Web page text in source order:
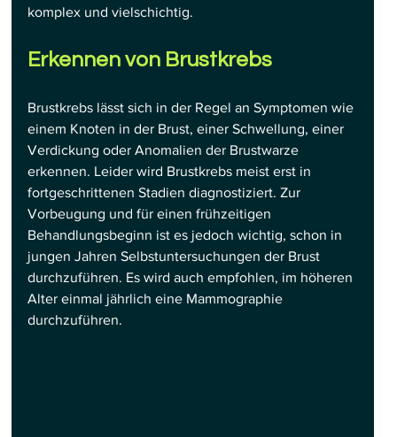
komplex und vielschichtig.
Erkennen von Brustkrebs
Brustkrebs lässt sich in der Regel an Symptomen wie
einem Knoten in der Brust, einer Schwellung, einer
Verdickung oder Anomalien der Brustwarze
erkennen. Leider wird Brustkrebs meist erst in
fortgeschrittenen Stadien diagnostiziert. Zur
Vorbeugung und für einen frühzeitigen
Behandlungsbeginn ist es jedoch wichtig, schon in
jungen Jahren Selbstuntersuchungen der Brust
durchzuführen. Es wird auch empfohlen, im höheren
Alter einmal jährlich eine Mammographie
durchzuführen.